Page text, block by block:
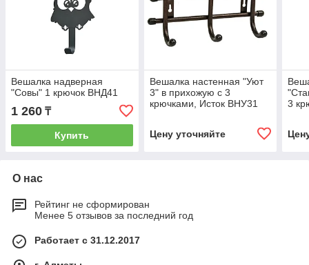
Вешалка надверная
"Совы" 1 крючок ВНД41
1 260 ₸
Купить
Вешалка настенная "Уют
3" в прихожую с 3
крючками, Исток ВНУ31
Цену уточняйте
3
О нас
Рейтинг не сформирован
Менее 5 отзывов за последний год
Работает с 31.12.2017